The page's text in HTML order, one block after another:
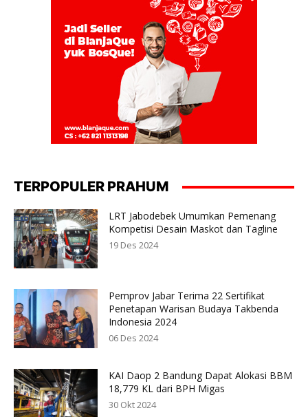
TERPOPULER PRAHUM
LRT Jabodebek Umumkan Pemenang
Kompetisi Desain Maskot dan Tagline
19 Des 2024
Pemprov Jabar Terima 22 Sertifikat
Penetapan Warisan Budaya Takbenda
Indonesia 2024
06 Des 2024
KAI Daop 2 Bandung Dapat Alokasi BBM
18,779 KL dari BPH Migas
30 Okt 2024